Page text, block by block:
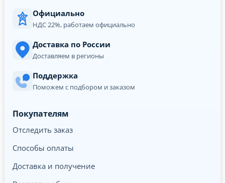
Официально
НДС 22%, работаем официально
Доставка по России
Доставляем в регионы
Поддержка
Поможем с подбором и заказом
Покупателям
Отследить заказ
Способы оплаты
Доставка и получение